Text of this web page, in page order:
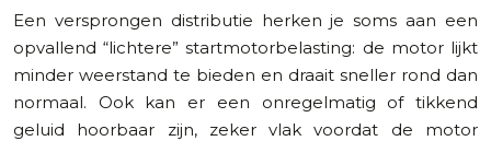
Een versprongen distributie herken je soms aan een
opvallend “lichtere” startmotorbelasting: de motor lijkt
minder weerstand te bieden en draait sneller rond dan
normaal. Ook kan er een onregelmatig of tikkend
geluid hoorbaar zijn, zeker vlak voordat de motor